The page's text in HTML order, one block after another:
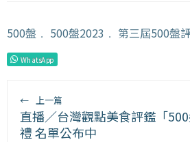
500盤 ﹒ 500盤2023 ﹒ 第三屆500盤
WhatsApp
← 上一篇
直播／台灣觀點美食評鑑「
禮 名單公布中